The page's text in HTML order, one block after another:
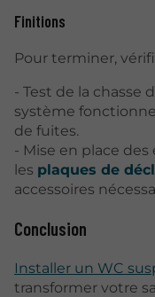
Finitions
Pour terminer,
- Test de la chasse
système
de fuites.
- Mise en place
les plaques de
accessoires
Conclusion
Installer un WC
transformer votre